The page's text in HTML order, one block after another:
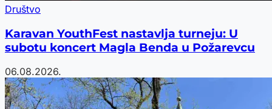
Društvo
Karavan YouthFest nastavlja turneju: U
subotu koncert Magla Benda u Požarevcu
06.08.2026.